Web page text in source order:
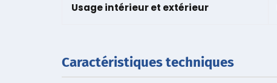
Usage intérieur et extérieur
Caractéristiques techniques